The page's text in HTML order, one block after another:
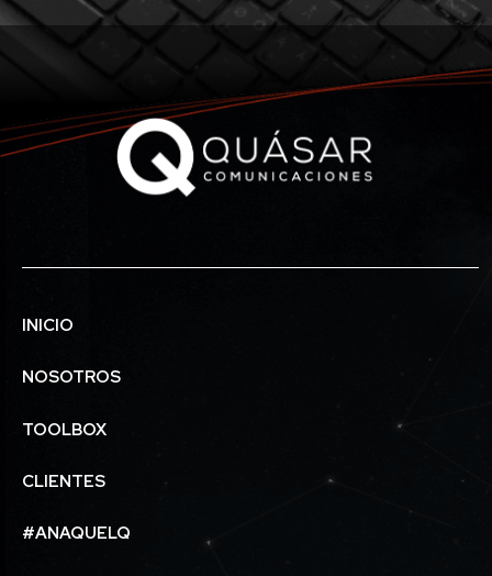
INICIO
NOSOTROS
TOOLBOX
CLIENTES
#ANAQUELQ